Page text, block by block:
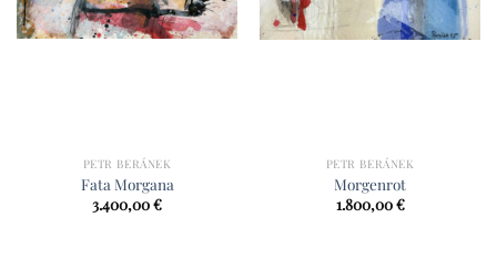
PETR BERÁNEK
Fata Morgana
3.400,00€
PETR BERÁNEK
Morgenrot
1.800,00€